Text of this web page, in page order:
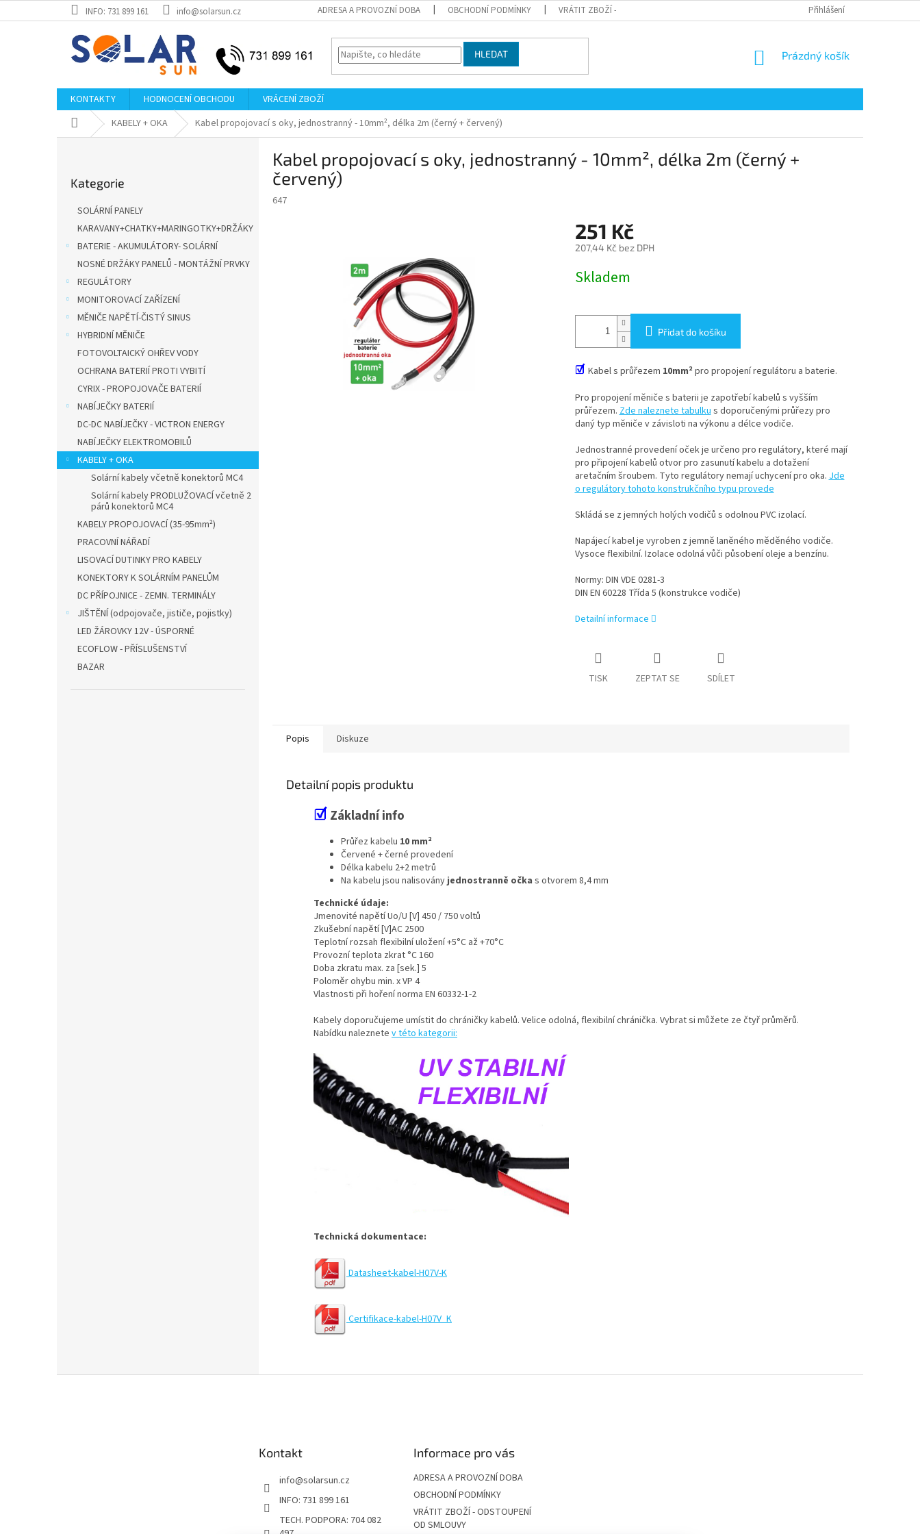
na
INFO: 731 899 161 info@solarsun.cz ADRESA A PROVOZNÍ DOBA OBCHODNÍ PODMÍNKY VRÁTIT ZBOŽÍ - ODSTOUPENÍ OD SMLOUVY REKLAMACE ZBOŽÍPřihlášení
HLEDAT
NÁKUPNÍ
Prázdný košík
KONTAKTY HODNOCENÍ OBCHODU
VRÁCENÍ ZBOŽÍ
Domů KABELY + OKA Kabel propojovací s oky, jednostranný - 10mm², délka 2m (černý + červený)
kategorie
Kategorie
SOLÁRNÍ PANELY
KARAVANY+CHATKY+MARINGOTKY+DRŽÁKY
BATERIE - AKUMULÁTORY- SOLÁRNÍ
NOSNÉ DRŽÁKY PANELŮ - MONTÁŽNÍ PRVKY
REGULÁTORY
MONITOROVACÍ ZAŘÍZENÍ
MĚNIČE NAPĚTÍ-ČISTÝ SINUS
HYBRIDNÍ MĚNIČE
FOTOVOLTAICKÝ OHŘEV VODY
OCHRANA BATERIÍ PROTI VYBITÍ
CYRIX - PROPOJOVAČE BATERIÍ
NABÍJEČKY BATERIÍ
DC-DC NABÍJEČKY - VICTRON ENERGY
NABÍJEČKY ELEKTROMOBILŮ
KABELY + OKA
Solární kabely včetně konektorů MC4
Solární kabely PRODLUŽOVACÍ včetně 2
párů konektorů MC4
KABELY PROPOJOVACÍ (35-95mm²)
PRACOVNÍ NÁŘADÍ
LISOVACÍ DUTINKY PRO KABELY
KONEKTORY K SOLÁRNÍM PANELŮM
DC PŘÍPOJNICE - ZEMN. TERMINÁLY
JIŠTĚNÍ (odpojovače, jističe, pojistky)
LED ŽÁROVKY 12V - ÚSPORNÉ
ECOFLOW - PŘÍSLUŠENSTVÍ
BAZAR
Kabel propojovací s oky, jednostranný - 10mm², délka 2m (černý +
červený)
647
251 Kč
207,44 Kč bez DPH
cena:
Skladem
Přidat do košíku
☑ Kabel s průřezem 10mm²pro propojení regulátoru a baterie.
Pro propojení měniče s baterii je zapotřebí kabelů s vyšším
průřezem.Zde naleznete tabulkus doporučenými průřezy pro
daný typ měniče v závisloti na výkonu a délce vodiče.
Jednostranné provedení oček je určeno pro regulátory, které mají
pro připojení kabelů otvor pro zasunutí kabelu a dotažení
aretačním šroubem. Tyto regulátory nemají uchycení pro oka.Jde
o regulátory tohoto konstrukčního typu provede
Skládá se z jemných holých vodičů s odolnou PVC izolací.
Napájecí kabel je vyroben z jemně laněného měděného vodiče.
Vysoce flexibilní. Izolace odolná vůči působení oleje a benzínu.
Normy: DIN VDE 0281-3
DIN EN 60228 Třída 5 (konstrukce vodiče)
Detailní informace
TISK ZEPTAT SE SDÍLET
Popis Diskuze
Detailní popis produktu
☑Základní info
Průřez kabelu 10 mm²
Červené + černé provedení
Délka kabelu 2+2 metrů
Na kabelu jsou nalisoványjednostranně očka s otvorem 8,4 mm
Technické údaje:
Jmenovité napětí Uo/U [V] 450 / 750 voltů
Zkušební napětí [V]AC 2500
Teplotní rozsah flexibilní uložení +5°C až +70°C
Provozní teplota zkrat °C 160
Doba zkratu max. za [sek.] 5
Poloměr ohybu min. x VP 4
Vlastnosti při hoření norma EN 60332-1-2
Kabely doporučujeme umístit do chráničky kabelů. Velice odolná, flexibilní chránička. Vybrat si můžete ze čtyř průměrů.
Nabídku naleznete v této kategorii:
Technická dokumentace:
Datasheet-kabel-H07V-K
Certifikace-kabel-H07V_K
Kontakt
info@solarsun.cz
INFO: 731 899 161
TECH. PODPORA: 704 082
Informace pro vás
ADRESA A PROVOZNÍ DOBA
OBCHODNÍ PODMÍNKY
VRÁTIT ZBOŽÍ - ODSTOUPENÍ
OD SMLOUVY